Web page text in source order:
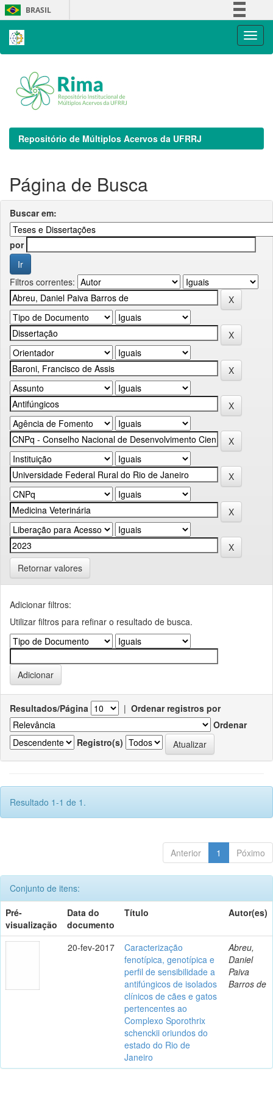
Skip
navigation
BRASIL
Repositório de Múltiplos Acervos da UFRRJ
Página de Busca
Buscar em:
por
Filtros correntes:
Retornar valores
Adicionar filtros:
Utilizar filtros para refinar o resultado de busca.
Resultados/Página | Ordenar registros por
Ordenar
Registro(s)
Resultado 1-1 de 1.
Anterior 1 Póximo
Conjunto de itens:
Pré-
visualização
Data do
documento
Título Autor(es)
20-fev-2017
Caracterização
fenotípica, genotípica e
perfil de sensibilidade a
antifúngicos de isolados
clínicos de cães e gatos
pertencentes ao
Complexo Sporothrix
schenckii oriundos do
estado do Rio de
Janeiro
Abreu,
Daniel
Paiva
Barros de